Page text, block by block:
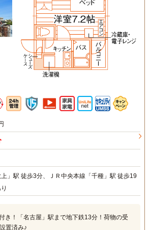
」駅 徒歩3分、ＪＲ中央本線「千種」駅 徒歩19
き！「名古屋」駅まで地下鉄13分！荷物の受
置済み♪